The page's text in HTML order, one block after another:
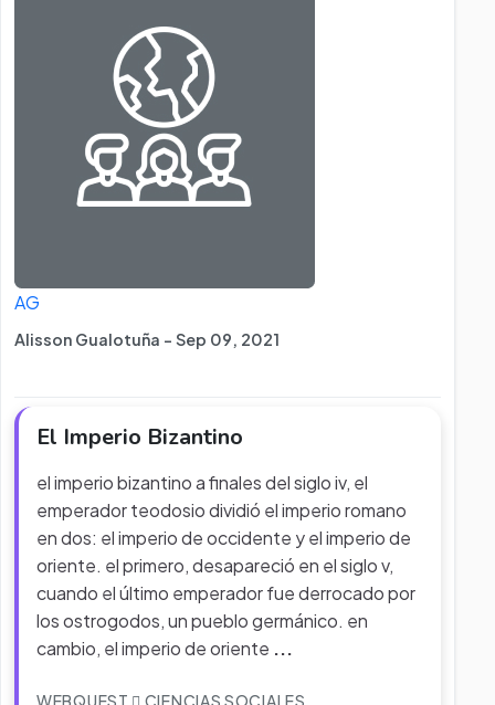
AG
Alisson Gualotuña - Sep 09, 2021
El Imperio Bizantino
el imperio bizantino a finales del siglo iv, el
emperador teodosio dividió el imperio romano
en dos: el imperio de occidente y el imperio de
oriente. el primero, desapareció en el siglo v,
cuando el último emperador fue derrocado por
los ostrogodos, un pueblo germánico. en
cambio, el imperio de oriente ...
WEBQUEST CIENCIAS SOCIALES